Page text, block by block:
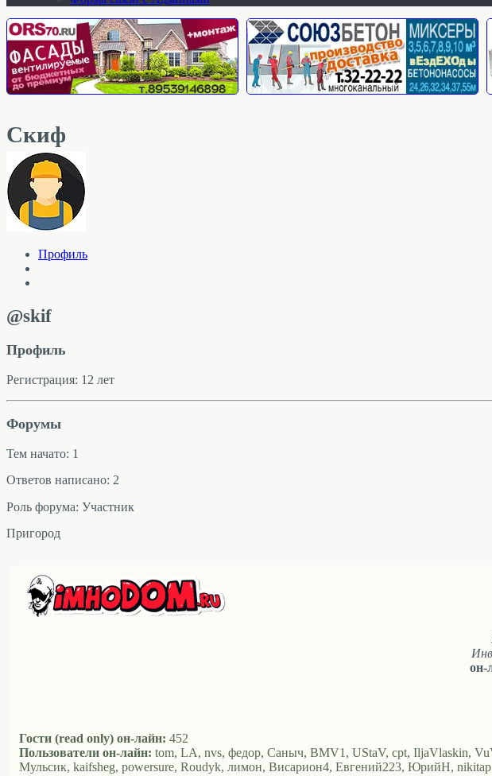
Скиф
Профиль
@skif
Профиль
Регистрация: 12 лет
Форумы
Тем начато: 1
Ответов написано: 2
Роль форума: Участник
Пригород
он-
Гости (read only) он-лайн: 452
Пользователи он-лайн: tom, LA, nvs, федор, Саныч, BMV1, UStaV, cpt, IljaVlaskin,
Мульсик, kaifsheg, powersure, Roudyk, лимон, Висариoн4, Евгений223, ЮрийН,